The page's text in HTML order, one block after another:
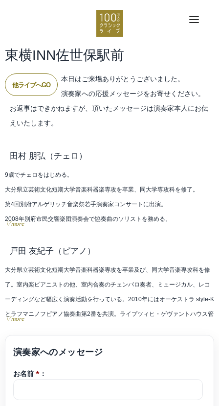
東横INN佐世保駅前
他ライブへGO
本日はご来場ありがとうございました。
演奏家への応援メッセージをお寄せください。
お返事はできかねますが、頂いたメッセージは演奏家本人にお伝
えいたします。
田村 朋弘 （チェロ）
9歳でチェロをはじめる。
大分県立芸術文化短期大学音楽科器楽専攻を卒業、同大学専攻科を修了。
第4回別府アルゲリッチ音楽祭若手演奏家コンサートに出演。
2008年別府市民交響楽団演奏会で協奏曲のソリストを務める。
加。
これまでにチェロを清水潔子、飯塚雅史、渡辺紘二郎、市博成の各氏に師事。
室内楽を良永季美枝氏に師事。
ゼーレトリオ、AURUM celloqualtet、
音楽教室Tutti、熊本大谷楽器、大谷楽器春日センター
ミュージックステーション福岡チェロ講師。
▽more
戸田 友紀子 （ピアノ）
大分県立芸術文化短期大学音楽科器楽専攻を卒業及び、同大学音楽専攻科を修
了。室内楽ピアニストの他、室内合奏のチェンバロ奏者、ミュージカル、レコ
ーディングなど幅広く演奏活動を行っている。2010年にはオーケストラ style-K
とラフマニノフピアノ協奏曲第2番を共演。ライプツィヒ・ゲヴァントハウス管
賞、宮崎音楽コンクール最優秀賞受賞。ピアノを寺田洋子、中鍋美智子、小川
詠子、斎藤美代子、釈迦郡誠の各氏に、室内楽を良永季美枝氏に師事。現在
サートをプロデュースしている。
▽more
お名前 * ：